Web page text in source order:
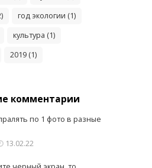
год экологии (1)
культура (1)
2019 (1)
комментарии
по 1 фото в разные
13.02.22